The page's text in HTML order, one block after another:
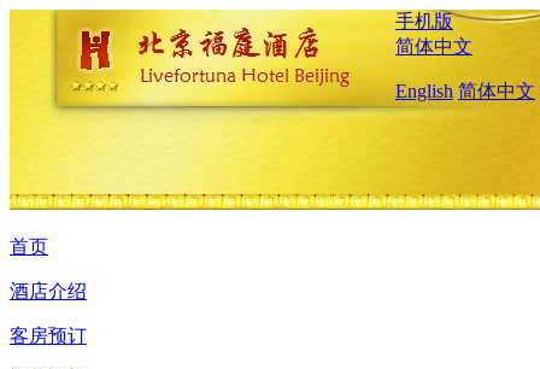
手机版
简体中文
English 简体中文
首页
酒店介绍
客房预订